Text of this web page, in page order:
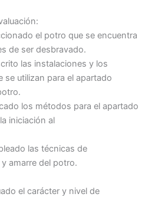
el potro que se encuentra
de ser desbravado.
las instalaciones y los
se utilizan para el apartado
los métodos para el apartado
iniciación al
las técnicas de
amarre del potro.
el carácter y nivel de